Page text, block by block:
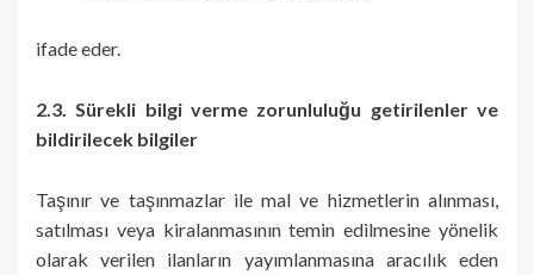
ifade eder.
2.3. Sürekli bilgi verme zorunluluğu getirilenler ve
bildirilecek bilgiler
Taşınır ve taşınmazlar ile mal ve hizmetlerin alınması,
satılması veya kiralanmasının temin edilmesine yönelik
olarak verilen ilanların yayımlanmasına aracılık eden